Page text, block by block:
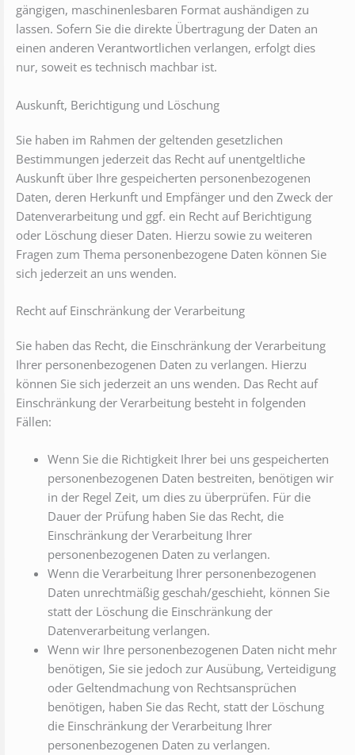
gängigen, maschinenlesbaren Format aushändigen zu
lassen. Sofern Sie die direkte Übertragung der Daten an
einen anderen Verantwortlichen verlangen, erfolgt dies
nur, soweit es technisch machbar ist.
Auskunft, Berichtigung und Löschung
Sie haben im Rahmen der geltenden gesetzlichen
Bestimmungen jederzeit das Recht auf unentgeltliche
Auskunft über Ihre gespeicherten personenbezogenen
Daten, deren Herkunft und Empfänger und den Zweck der
Datenverarbeitung und ggf. ein Recht auf Berichtigung
oder Löschung dieser Daten. Hierzu sowie zu weiteren
Fragen zum Thema personenbezogene Daten können Sie
sich jederzeit an uns wenden.
Recht auf Einschränkung der Verarbeitung
Sie haben das Recht, die Einschränkung der Verarbeitung
Ihrer personenbezogenen Daten zu verlangen. Hierzu
können Sie sich jederzeit an uns wenden. Das Recht auf
Einschränkung der Verarbeitung besteht in folgenden
Fällen:
Wenn Sie die Richtigkeit Ihrer bei uns gespeicherten
personenbezogenen Daten bestreiten, benötigen wir
in der Regel Zeit, um dies zu überprüfen. Für die
Dauer der Prüfung haben Sie das Recht, die
Einschränkung der Verarbeitung Ihrer
personenbezogenen Daten zu verlangen.
Wenn die Verarbeitung Ihrer personenbezogenen
Daten unrechtmäßig geschah/geschieht, können Sie
statt der Löschung die Einschränkung der
Datenverarbeitung verlangen.
Wenn wir Ihre personenbezogenen Daten nicht mehr
benötigen, Sie sie jedoch zur Ausübung, Verteidigung
oder Geltendmachung von Rechtsansprüchen
benötigen, haben Sie das Recht, statt der Löschung
die Einschränkung der Verarbeitung Ihrer
personenbezogenen Daten zu verlangen.